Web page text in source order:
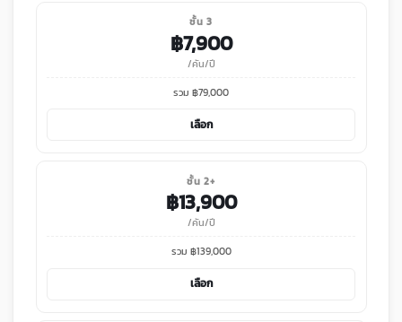
ชั้น 3
฿7,900
/คัน/ปี
รวม ฿79,000
เลือก
ชั้น 2+
฿13,900
/คัน/ปี
รวม ฿139,000
เลือก